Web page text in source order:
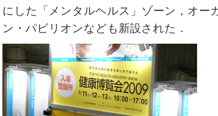
にした「メンタルヘルス」ゾーン，オー
ン・パビリオンなども新設された．